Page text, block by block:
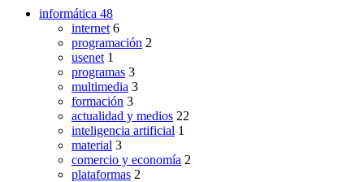
informática 48
internet 6
programación 2
usenet 1
programas 3
multimedia 3
formación 3
actualidad y medios 22
inteligencia artificial 1
material 3
comercio y economía 2
plataformas 2